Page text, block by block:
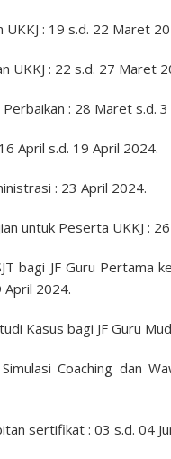
UKKJ : 19 s.d. 22 Maret
UKKJ : 22 s.d. 27 Maret
: 28 Maret s.d.
April s.d. 19 April 2024.
: 23 April 2024.
untuk Peserta UKKJ :
bagi JF Guru Pertama
April 2024.
Kasus bagi JF Guru
Coaching dan
sertifikat : 03 s.d. 04